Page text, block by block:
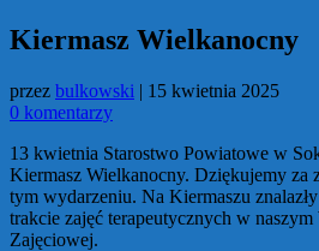
Kiermasz Wielkanocny
przez bulkowski | 15 kwietnia 2025
0 komentarzy
13 kwietnia Starostwo Powiatowe w
Kiermasz Wielkanocny. Dziękujemy za
tym wydarzeniu. Na Kiermaszu
trakcie zajęć terapeutycznych w naszym
Zajęciowej.